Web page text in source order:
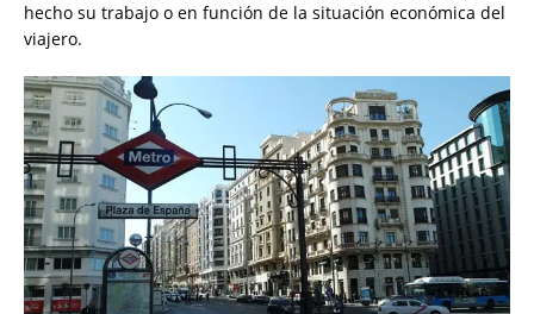
hecho su trabajo o en función de la situación económica del
viajero.